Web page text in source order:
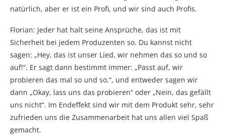
natürlich, aber er ist ein Profi, und wir sind auch Profis.
Florian: Jeder hat halt seine Ansprüche, das ist mit
Sicherheit bei jedem Produzenten so. Du kannst nicht
sagen: „Hey, das ist unser Lied, wir nehmen das so und so
auf!“. Er sagt dann bestimmt immer: „Passt auf, wir
probieren das mal so und so.“, und entweder sagen wir
dann „Okay, lass uns das probieren“ oder „Nein, das gefällt
uns nicht“. Im Endeffekt sind wir mit dem Produkt sehr, sehr
zufrieden uns die Zusammenarbeit hat uns allen viel Spaß
gemacht.